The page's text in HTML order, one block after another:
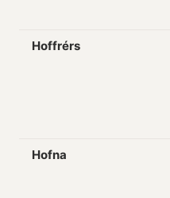
Hoffrérs
Hofna